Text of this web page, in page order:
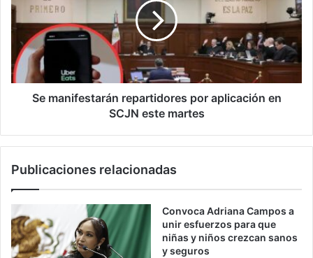
por
aplicación
SCJN
este
martes
Se manifestarán repartidores por aplicación en
SCJN este martes
Publicaciones relacionadas
Convoca Adriana Campos a
unir esfuerzos para que
niñas y niños crezcan sanos
y seguros